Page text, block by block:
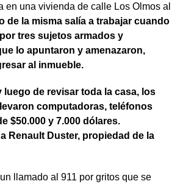
en una vivienda de calle Los Olmos al
de la misma salía a trabajar cuando
tres sujetos armados y
lo apuntaron y amenazaron,
al inmueble.
luego de revisar toda la casa, los
computadoras, teléfonos
$50.000 y 7.000 dólares.
Renault Duster, propiedad de la
llamado al 911 por gritos que se